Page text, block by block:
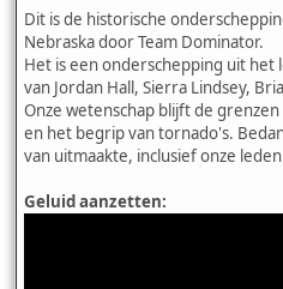
Dit is de historische
Nebraska door Team Dominator.
Het is een onderschepping uit
van Jordan Hall, Sierra Lindsey,
Onze wetenschap blijft de
en het begrip van tornado's.
van uitmaakte, inclusief onze
Geluid aanzetten: